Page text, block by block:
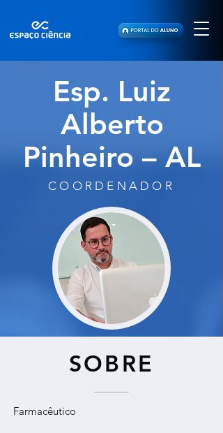
Esp. Luiz
Alberto
Pinheiro – AL
COORDENADOR
SOBRE
Farmacêutico